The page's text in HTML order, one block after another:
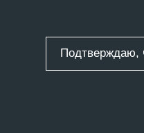
Подтверждаю,